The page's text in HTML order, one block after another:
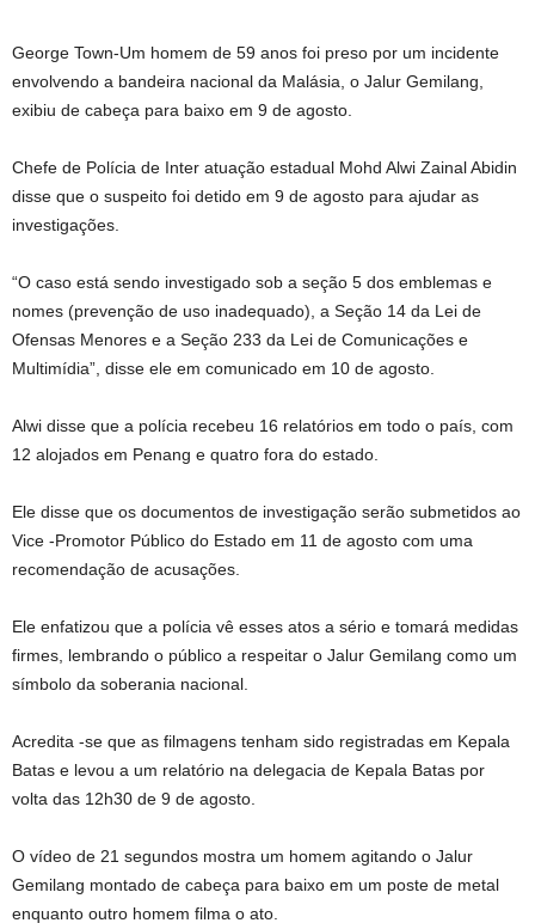
George Town-Um homem de 59 anos foi preso por um incidente
envolvendo a bandeira nacional da Malásia, o Jalur Gemilang,
exibiu de cabeça para baixo em 9 de agosto.
Chefe de Polícia de Inter atuação estadual Mohd Alwi Zainal Abidin
disse que o suspeito foi detido em 9 de agosto para ajudar as
investigações.
“O caso está sendo investigado sob a seção 5 dos emblemas e
nomes (prevenção de uso inadequado), a Seção 14 da Lei de
Ofensas Menores e a Seção 233 da Lei de Comunicações e
Multimídia”, disse ele em comunicado em 10 de agosto.
Alwi disse que a polícia recebeu 16 relatórios em todo o país, com
12 alojados em Penang e quatro fora do estado.
Ele disse que os documentos de investigação serão submetidos ao
Vice -Promotor Público do Estado em 11 de agosto com uma
recomendação de acusações.
Ele enfatizou que a polícia vê esses atos a sério e tomará medidas
firmes, lembrando o público a respeitar o Jalur Gemilang como um
símbolo da soberania nacional.
Acredita -se que as filmagens tenham sido registradas em Kepala
Batas e levou a um relatório na delegacia de Kepala Batas por
volta das 12h30 de 9 de agosto.
O vídeo de 21 segundos mostra um homem agitando o Jalur
Gemilang montado de cabeça para baixo em um poste de metal
enquanto outro homem filma o ato.